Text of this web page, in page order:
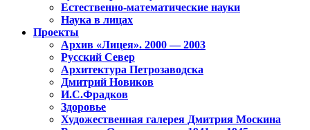
Естественно-математические науки
Наука в лицах
Проекты
Архив «Лицея». 2000 — 2003
Русский Север
Архитектура Петрозаводска
Дмитрий Новиков
И.С.Фрадков
Здоровье
Художественная галерея Дмитрия Москина